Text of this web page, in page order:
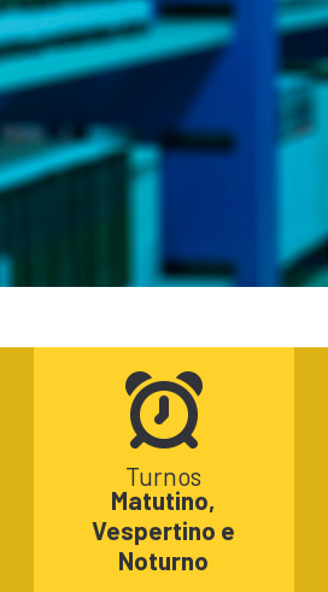
Turnos
Matutino,
Vespertino e
Noturno